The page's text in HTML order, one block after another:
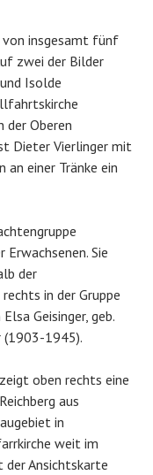
von insgesamt fünf
zwei der Bilder
Isolde
der Oberen
Dieter Vierlinger mit
an einer Tränke ein
Sie
der
in der Gruppe
Geisinger, geb.
(1903-1945).
oben rechts eine
aus
in
weit im
Ansichtskarte